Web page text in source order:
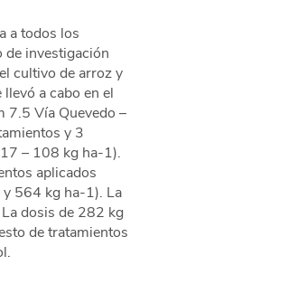
a todos los
de investigación
cultivo de arroz y
a cabo en el
7.5 Vía Quevedo –
y 3
– 108 kg ha-1).
aplicados
564 kg ha-1). La
dosis de 282 kg
de tratamientos